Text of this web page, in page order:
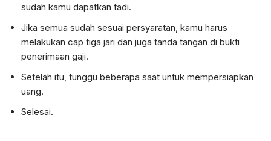
sudah kamu dapatkan tadi.
Jika semua sudah sesuai persyaratan, kamu harus
melakukan cap tiga jari dan juga tanda tangan di bukti
penerimaan gaji.
Setelah itu, tunggu beberapa saat untuk mempersiapkan
uang.
Selesai.